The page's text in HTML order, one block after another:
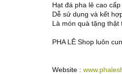
Hạt đá pha lê cao cấp
Dễ sử dụng và kết
Là món quà tặng thật
PHA LÊ Shop luôn
Website :